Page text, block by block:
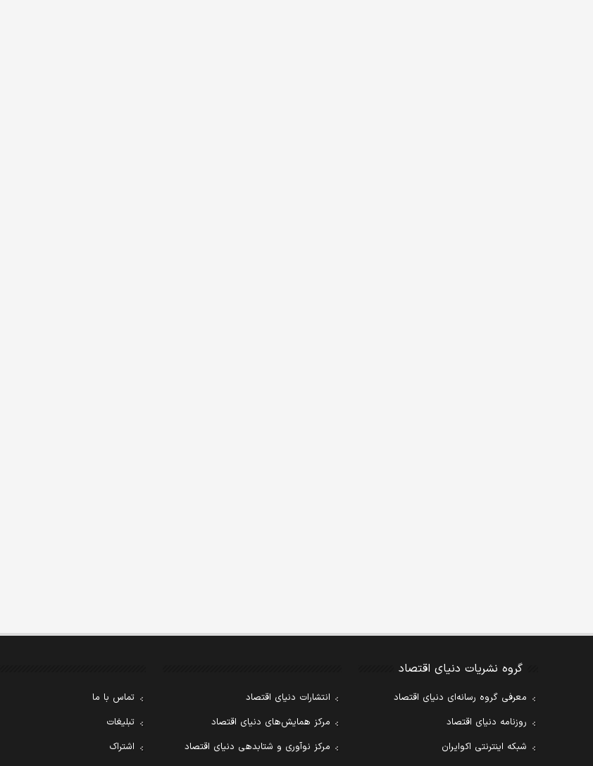
گروه نشریات دنیای اقتصاد
معرفی گروه رسانه‌ای دنیای اقتصاد
روزنامه دنیای اقتصاد
شبکه اینترنتی اکوایران
انتشارات دنیای اقتصاد
مرکز همایش‌های دنیای اقتصاد
مرکز نوآوری و شتابدهی دنیای اقتصاد
تماس با ما
تبلیغات
اشتراک